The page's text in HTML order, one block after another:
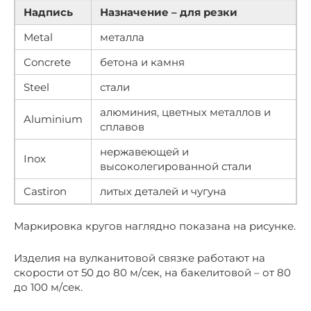
Надпись
Назначение – для резки
Мetal
металла
Сoncrete
бетона и камня
Steel
стали
Aluminium
алюминия, цветных металлов и
сплавов
Inox
нержавеющей и
высоколегированной стали
Castiron
литых деталей и чугуна
Маркировка кругов наглядно показана на рисунке.
Изделия на вулканитовой связке работают на
скорости от 50 до 80 м/сек, на бакелитовой – от 80
до 100 м/сек.